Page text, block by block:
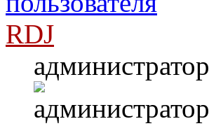
RDJ
администратор